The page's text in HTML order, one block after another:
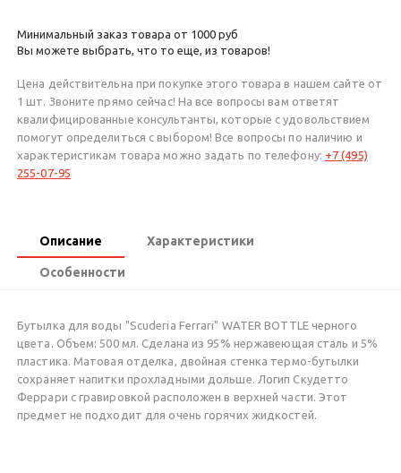
Минимальный заказ товара от 1000 руб
Вы можете выбрать, что то еще, из товаров!
Цена действительна при покупке этого товара в нашем сайте от
1 шт. Звоните прямо сейчас! На все вопросы вам ответят
квалифицированные консультанты, которые с удовольствием
помогут определиться с выбором! Все вопросы по наличию и
характеристикам товара можно задать по телефону: +7 (495)
255-07-95
Описание Характеристики
Особенности
Бутылка для воды "Scuderia Ferrari" WATER BOTTLE черного
цвета. Объем: 500 мл. Сделана из 95% нержавеющая сталь и 5%
пластика. Матовая отделка, двойная стенка термо-бутылки
сохраняет напитки прохладными дольше. Логип Скудетто
Феррари с гравировкой расположен в верхней части. Этот
предмет не подходит для очень горячих жидкостей.